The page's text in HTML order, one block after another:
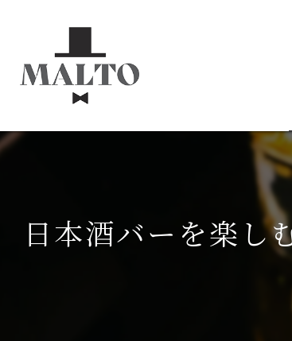
日本酒バーを楽し